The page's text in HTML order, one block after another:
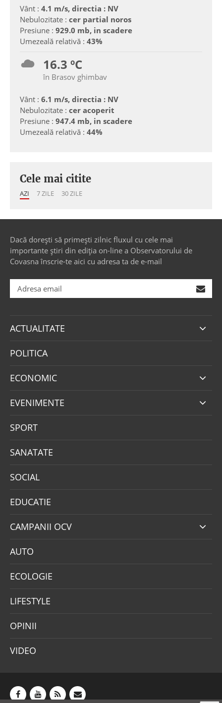
Vânt : 4.1 m/s, directia : NV
Nebulozitate : cer partial noros
Presiune : 929.0 mb, in scadere
Umezeală relativă : 43%
16.3 ºC
în Brasov ghimbav
Vânt : 6.1 m/s, directia : NV
Nebulozitate : cer acoperit
Presiune : 947.4 mb, in scadere
Umezeală relativă : 44%
Cele mai citite
AZI 7 ZILE 30 ZILE
Dacă dorești să primești zilnic fluxul cu cele mai
importante știri din ediția on-line a Observatorului de
Covasna înscrie-te aici cu adresa ta de e-mail
ACTUALITATE
POLITICA
ECONOMIC
EVENIMENTE
SPORT
SANATATE
SOCIAL
EDUCATIE
CAMPANII OCV
AUTO
ECOLOGIE
LIFESTYLE
OPINII
VIDEO